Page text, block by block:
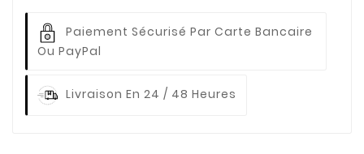
Paiement Sécurisé Par Carte Bancaire
Ou PayPal
Livraison En 24 / 48 Heures